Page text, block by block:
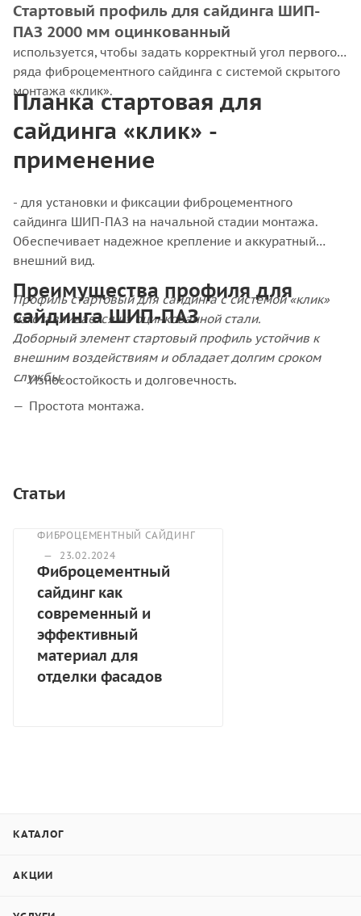
Стартовый профиль для сайдинга ШИП-
ПАЗ 2000 мм оцинкованный
используется, чтобы задать корректный угол первого
ряда фиброцементного сайдинга с системой скрытого
монтажа «клик».
Планка стартовая для
сайдинга «клик» -
применение
- для установки и фиксации фиброцементного
сайдинга ШИП-ПАЗ на начальной стадии монтажа.
Обеспечивает надежное крепление и аккуратный
внешний вид.
Профиль стартовый для сайдинга с системой «клик»
изготавливается из оцинкованной стали.
Доборный элемент стартовый профиль устойчив к
внешним воздействиям и обладает долгим сроком
службы.
Преимущества профиля для
сайдинга ШИП-ПАЗ
Износостойкость и долговечность.
Простота монтажа.
Статьи
ФИБРОЦЕМЕНТНЫЙ САЙДИНГ
—
23.02.2024
Фиброцементный
сайдинг как
современный и
эффективный
материал для
отделки фасадов
КАТАЛОГ
АКЦИИ